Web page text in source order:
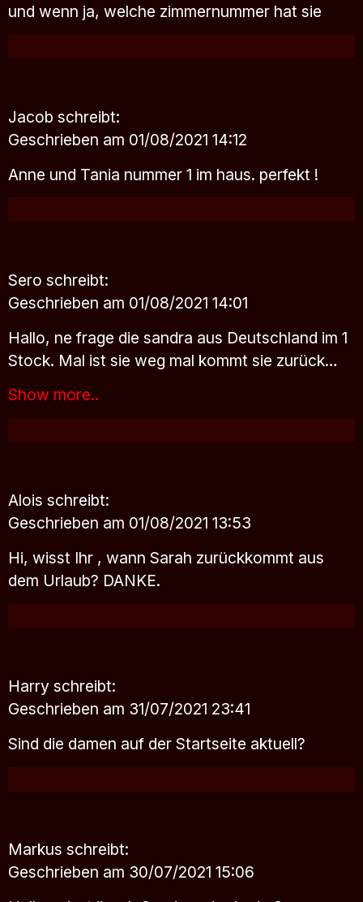
und wenn ja, welche zimmernummer hat sie
Jacob schreibt:
Geschrieben am 01/08/2021 14:12
Anne und Tania nummer 1 im haus. perfekt !
Sero schreibt:
Geschrieben am 01/08/2021 14:01
Hallo, ne frage die sandra aus Deutschland im 1
Stock. Mal ist sie weg mal kommt sie zurück…
Show more..
Alois schreibt:
Geschrieben am 01/08/2021 13:53
Hi, wisst Ihr , wann Sarah zurückkommt aus
dem Urlaub? DANKE.
Harry schreibt:
Geschrieben am 31/07/2021 23:41
Sind die damen auf der Startseite aktuell?
Markus schreibt:
Geschrieben am 30/07/2021 15:06